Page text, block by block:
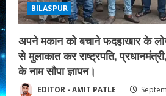
BILASPUR
अपने मकान को बचाने फदहाखार के
से मुलाकात कर राष्ट्रपति,
के नाम सौपा ज्ञापन।
EDITOR - AMIT PATLE